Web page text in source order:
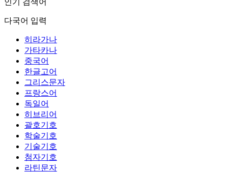
인기 검색어
다국어 입력
히라가나
가타카나
중국어
한글고어
그리스문자
프랑스어
독일어
히브리어
괄호기호
학술기호
기술기호
첨자기호
라틴문자